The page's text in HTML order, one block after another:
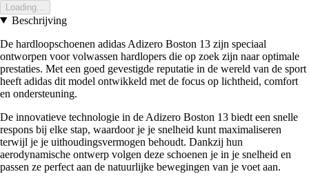
Loading...
Beschrijving
De hardloopschoenen adidas Adizero Boston 13 zijn speciaal
ontworpen voor volwassen hardlopers die op zoek zijn naar optimale
prestaties. Met een goed gevestigde reputatie in de wereld van de sport
heeft adidas dit model ontwikkeld met de focus op lichtheid, comfort
en ondersteuning.
De innovatieve technologie in de Adizero Boston 13 biedt een snelle
respons bij elke stap, waardoor je je snelheid kunt maximaliseren
terwijl je je uithoudingsvermogen behoudt. Dankzij hun
aerodynamische ontwerp volgen deze schoenen je in je snelheid en
passen ze perfect aan de natuurlijke bewegingen van je voet aan.